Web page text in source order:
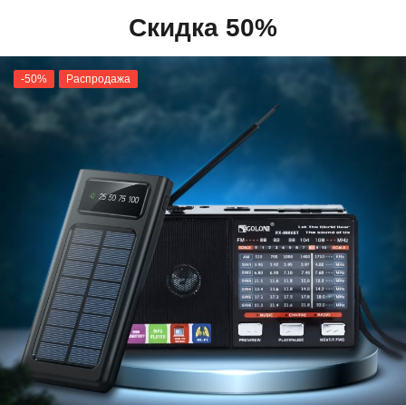
Скидка 50%
-50% Распродажа